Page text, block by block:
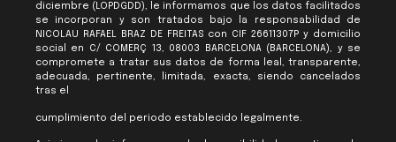
diciembre (LOPDGDD), le informamos que los datos facilitados
se incorporan y son tratados bajo la responsabilidad de
NICOLAU RAFAEL BRAZ DE FREITAS con CIF 26611307P y domicilio
social en C/ COMERÇ 13, 08003 BARCELONA (BARCELONA), y se
compromete a tratar sus datos de forma leal, transparente,
adecuada, pertinente, limitada, exacta, siendo cancelados
tras el
cumplimiento del periodo establecido legalmente.